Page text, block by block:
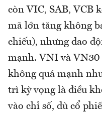
còn VIC, SAB, VCB
mã lớn tăng không
chiếu), nhưng dao
mạnh. VNI và VN30
không quá mạnh
trì kỳ vọng là điều
vào chỉ số, dù cổ